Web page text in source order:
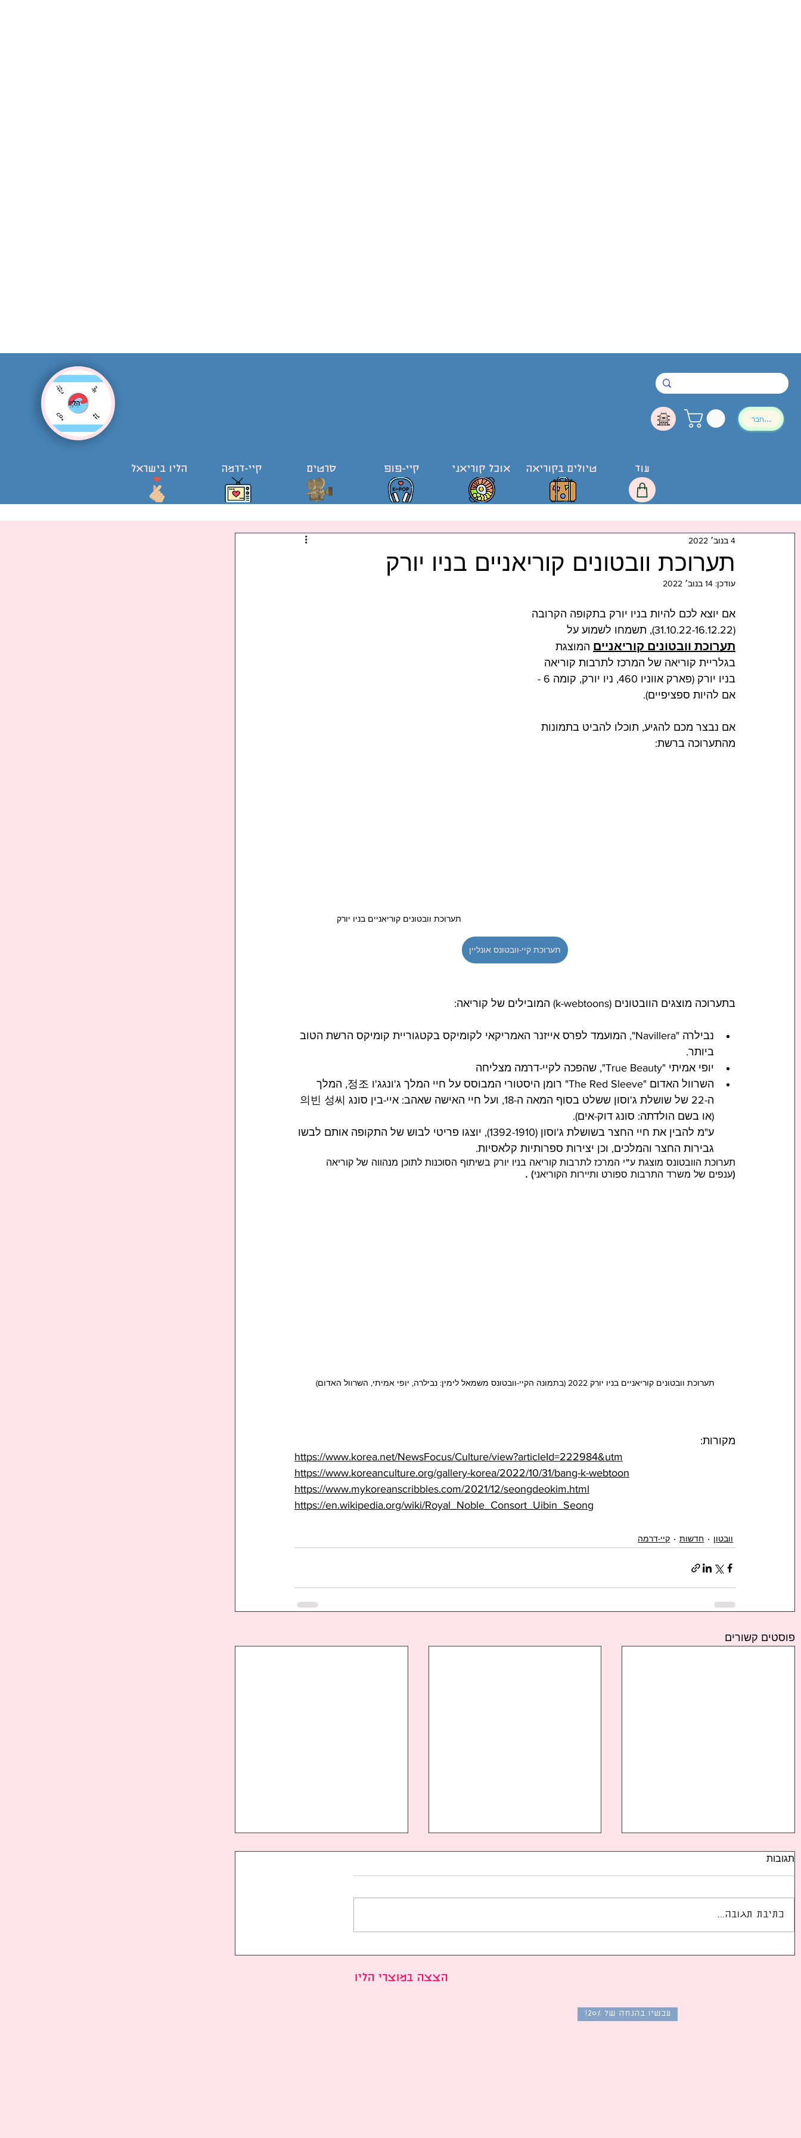
להתחבר
הליו בישראל קיי-דרמה סרטים קיי-פופ אוכל קוריאני טיולים בקוריאה עוד
תערוכת וובטונים קוריאניים בניו יורק
4 בנוב׳ 2022
עודכן: 14 בנוב׳ 2022
תערוכת וובטונים קוריאניים בניו יורק
אם יוצא לכם להיות בניו יורק בתקופה הקרובה
(31.10.22-16.12.22), תשמחו לשמוע על
תערוכת וובטונים קוריאניים המוצגת
בגלריית קוריאה של המרכז לתרבות קוריאה
בניו יורק (פארק אווניו 460, ניו יורק, קומה 6 -
אם להיות ספציפיים).
אם נבצר מכם להגיע, תוכלו להביט בתמונות
מהתערוכה ברשת:
תערוכת קיי-וובטונס אונליין
בתערוכה מוצגים הוובטונים (k-webtoons) המובילים של קוריאה:
נבילרה "Navillera", המועמד לפרס אייזנר האמריקאי לקומיקס בקטגוריית קומיקס הרשת הטוב
ביותר.
יופי אמיתי "True Beauty", שהפכה לקיי-דרמה מצליחה
השרוול האדום "The Red Sleeve" רומן היסטורי המבוסס על חיי המלך ג'ונגג'ו 정조, המלך
ה-22 של שושלת ג'וסון ששלט בסוף המאה ה-18, ועל חיי האישה שאהב: איי-בין סונג 의빈 성씨
(או בשם הולדתה: סונג דוק-אים).
ע"מ להבין את חיי החצר בשושלת ג'וסון (1392-1910), יוצגו פריטי לבוש של התקופה אותם לבשו
גבירות החצר והמלכים, וכן יצירות ספרותיות קלאסיות.
תערוכת הוובטונס מוצגת ע"י המרכז לתרבות קוריאה בניו יורק בשיתוף הסוכנות לתוכן מנהווה של קוריאה
(ענפים של משרד התרבות ספורט ותיירות הקוריאני) .
תערוכת וובטונים קוריאניים בניו יורק 2022 (בתמונה הקיי-וובטונס משמאל לימין: נבילרה, יופי אמיתי, השרוול האדום)
מקורות:
https://www.korea.net/NewsFocus/Culture/view?articleId=222984&utm
https://www.koreanculture.org/gallery-korea/2022/10/31/bang-k-webtoon
https://www.mykoreanscribbles.com/2021/12/seongdeokim.html
https://en.wikipedia.org/wiki/Royal_Noble_Consort_Uibin_Seong
וובטון חדשות קיי-דרמה
פוסטים קשורים
בדרום קוריאה
תגובות
כתיבת תגובה...
הצצה במוצרי הליו
עכשיו בהנחה של 20%!